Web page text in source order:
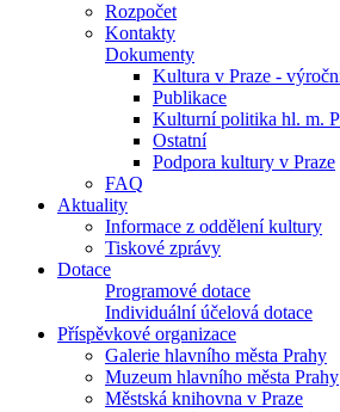
Rozpočet
Kontakty
Dokumenty
Kultura v Praze -
Publikace
Kulturní politika hl. m.
Ostatní
Podpora kultury v Praze
FAQ
Aktuality
Informace z oddělení kultury
Tiskové zprávy
Dotace
Programové dotace
Individuální účelová dotace
Příspěvkové organizace
Galerie hlavního města Prahy
Muzeum hlavního města Prahy
Městská knihovna v Praze